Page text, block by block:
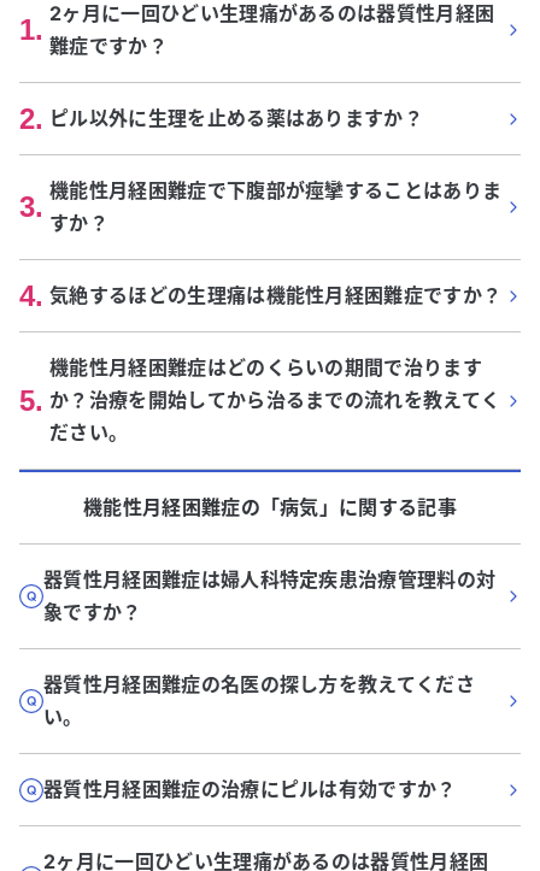
1. 2ヶ月に一回ひどい生理痛があるのは器質性月経困
難症ですか？
2. ピル以外に生理を止める薬はありますか？
3. 機能性月経困難症で下腹部が痙攣することはありま
すか？
4. 気絶するほどの生理痛は機能性月経困難症ですか？
5.
機能性月経困難症はどのくらいの期間で治ります
か？治療を開始してから治るまでの流れを教えてく
ださい。
機能性月経困難症の「病気 」に関する記事
器質性月経困難症は婦人科特定疾患治療管理料の対
象ですか？
器質性月経困難症の名医の探し方を教えてくださ
い。
器質性月経困難症の治療にピルは有効ですか？
2ヶ月に一回ひどい生理痛があるのは器質性月経困